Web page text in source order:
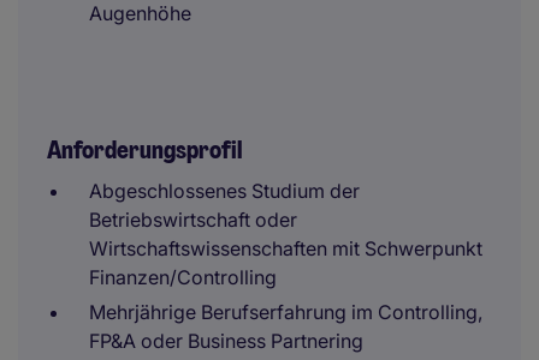
Augenhöhe
Anforderungsprofil
Abgeschlossenes Studium der
Betriebswirtschaft oder
Wirtschaftswissenschaften mit Schwerpunkt
Finanzen/Controlling
Mehrjährige Berufserfahrung im Controlling,
FP&A oder Business Partnering